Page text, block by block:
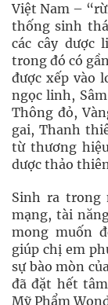
Việt Nam –
thống sinh
các cây dược
trong đó có
được xếp vào
ngọc linh,
Thông đỏ,
gai, Thanh
từ thương
dược thảo
Sinh ra trong
mạng, tài
mong muốn
giúp chị em
sự bào mòn
đã đặt hết
Mỹ Phẩm